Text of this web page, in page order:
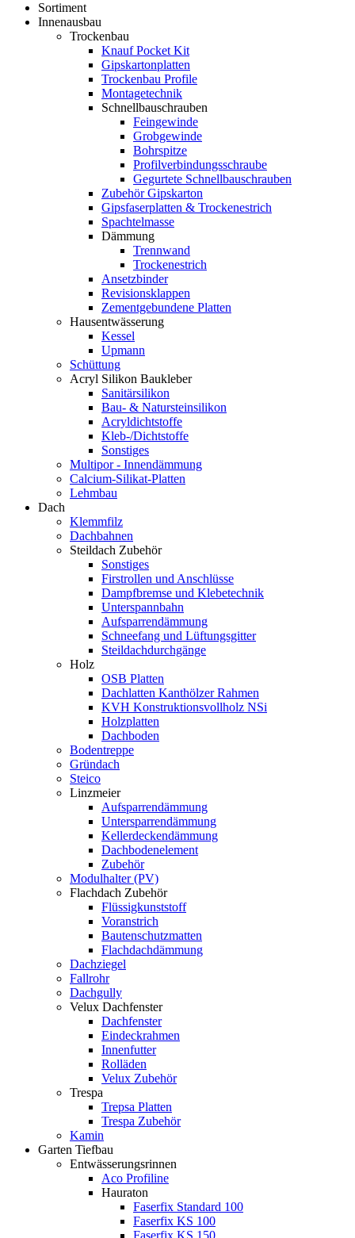
Sortiment
Innenausbau
Trockenbau
Knauf Pocket Kit
Gipskartonplatten
Trockenbau Profile
Montagetechnik
Schnellbauschrauben
Feingewinde
Grobgewinde
Bohrspitze
Profilverbindungsschraube
Gegurtete Schnellbauschrauben
Zubehör Gipskarton
Gipsfaserplatten & Trockenestrich
Spachtelmasse
Dämmung
Trennwand
Trockenestrich
Ansetzbinder
Revisionsklappen
Zementgebundene Platten
Hausentwässerung
Kessel
Upmann
Schüttung
Acryl Silikon Baukleber
Sanitärsilikon
Bau- & Natursteinsilikon
Acryldichtstoffe
Kleb-/Dichtstoffe
Sonstiges
Multipor - Innendämmung
Calcium-Silikat-Platten
Lehmbau
Dach
Klemmfilz
Dachbahnen
Steildach Zubehör
Sonstiges
Firstrollen und Anschlüsse
Dampfbremse und Klebetechnik
Unterspannbahn
Aufsparrendämmung
Schneefang und Lüftungsgitter
Steildachdurchgänge
Holz
OSB Platten
Dachlatten Kanthölzer Rahmen
KVH Konstruktionsvollholz NSi
Holzplatten
Dachboden
Bodentreppe
Gründach
Steico
Linzmeier
Aufsparrendämmung
Untersparrendämmung
Kellerdeckendämmung
Dachbodenelement
Zubehör
Modulhalter (PV)
Flachdach Zubehör
Flüssigkunststoff
Voranstrich
Bautenschutzmatten
Flachdachdämmung
Dachziegel
Fallrohr
Dachgully
Velux Dachfenster
Dachfenster
Eindeckrahmen
Innenfutter
Rolläden
Velux Zubehör
Trespa
Trepsa Platten
Trespa Zubehör
Kamin
Garten Tiefbau
Entwässerungsrinnen
Aco Profiline
Hauraton
Faserfix Standard 100
Faserfix KS 100
Faserfix KS 150